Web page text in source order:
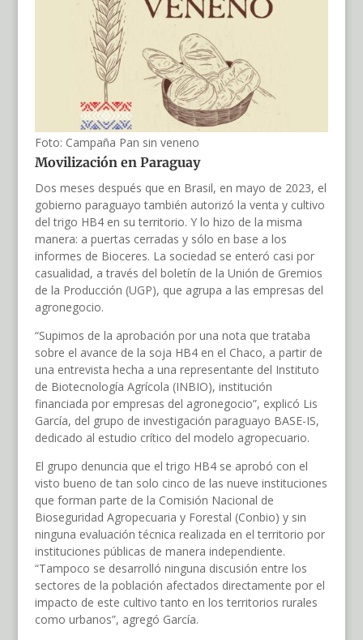
Foto: Campaña Pan sin veneno
Movilización en Paraguay
Dos meses después que en Brasil, en mayo de 2023, el
gobierno paraguayo también autorizó la venta y cultivo
del trigo HB4 en su territorio. Y lo hizo de la misma
manera: a puertas cerradas y sólo en base a los
informes de Bioceres. La sociedad se enteró casi por
casualidad, a través del boletín de la Unión de Gremios
de la Producción (UGP), que agrupa a las empresas del
agronegocio.
“Supimos de la aprobación por una nota que trataba
sobre el avance de la soja HB4 en el Chaco, a partir de
una entrevista hecha a una representante del Instituto
de Biotecnología Agrícola (INBIO), institución
financiada por empresas del agronegocio”, explicó Lis
García, del grupo de investigación paraguayo BASE-IS,
dedicado al estudio crítico del modelo agropecuario.
El grupo denuncia que el trigo HB4 se aprobó con el
visto bueno de tan solo cinco de las nueve instituciones
que forman parte de la Comisión Nacional de
Bioseguridad Agropecuaria y Forestal (Conbio) y sin
ninguna evaluación técnica realizada en el territorio por
instituciones públicas de manera independiente.
“Tampoco se desarrolló ninguna discusión entre los
sectores de la población afectados directamente por el
impacto de este cultivo tanto en los territorios rurales
como urbanos”, agregó García.